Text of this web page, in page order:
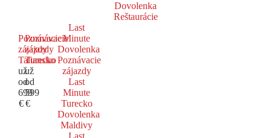
Dovolenka
Reštaurácie
Poznávacie
zájazdy
Taliansko
už
od
699
€
Poznávacie
zájazdy
Turecko
už
od
599
€
Last
Minute
Dovolenka
Poznávacie
zájazdy
Last
Minute
Turecko
Dovolenka
Maldivy
Last